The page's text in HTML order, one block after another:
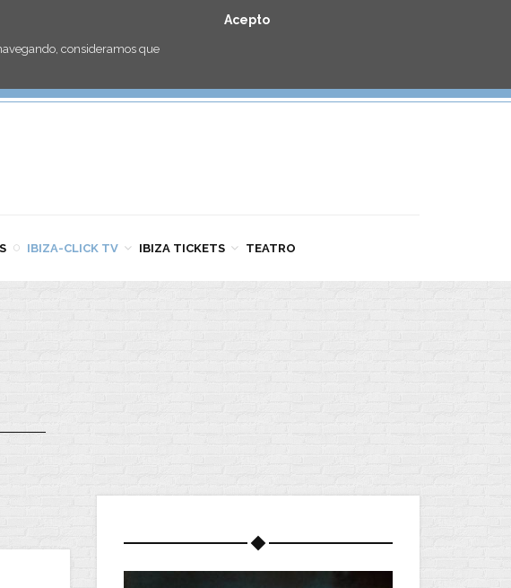
consideramos que
Acepto
IBIZA-CLICK TV IBIZA TICKETS TEATRO